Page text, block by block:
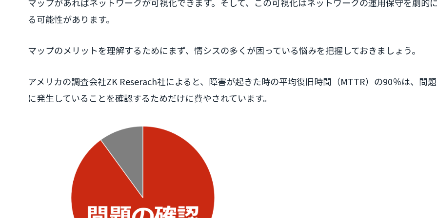
マップがあればネットワークが可視化できます。そして、この可視化はネットワークの運用保守を劇的
る可能性があります。
マップのメリットを理解するためにまず、情シスの多くが困っている悩みを把握しておきましょう。
アメリカの調査会社ZK Reserach社によると、障害が起きた時の平均復旧時間（MTTR）の90％は、問
に発生していることを確認するためだけに費やされています。